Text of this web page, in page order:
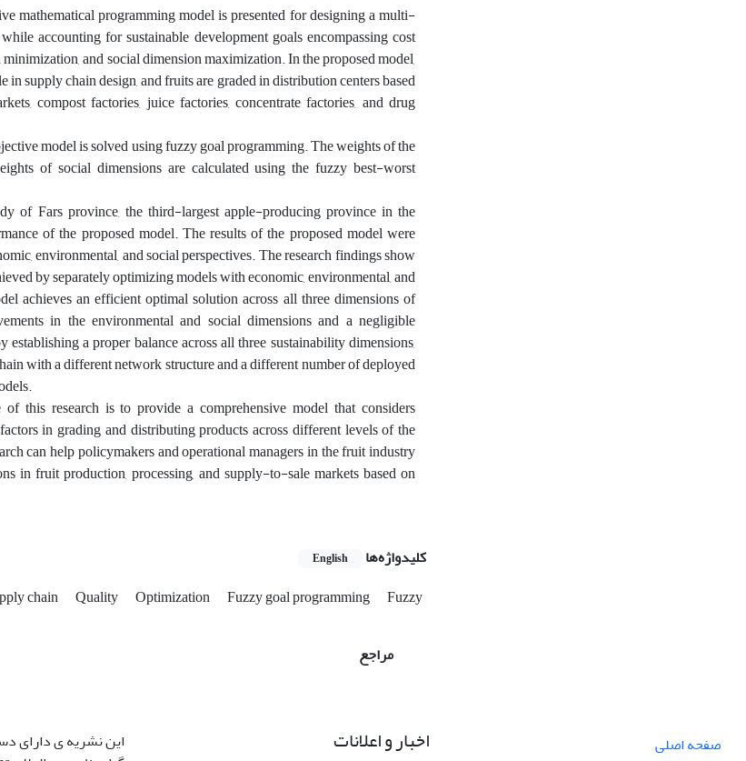
mathematical programming model is presented for designing a multi-
accounting for sustainable development goals encompassing cost
and social dimension maximization. In the proposed model,
supply chain design, and fruits are graded in distribution centers based
compost factories, juice factories, concentrate factories, and drug
model is solved using fuzzy goal programming. The weights of the
of social dimensions are calculated using the fuzzy best-worst
of Fars province, the third-largest apple-producing province in the
of the proposed model. The results of the proposed model were
environmental, and social perspectives. The research findings show
by separately optimizing models with economic, environmental, and
achieves an efficient optimal solution across all three dimensions of
in the environmental and social dimensions and a negligible
establishing a proper balance across all three sustainability dimensions,
with a different network structure and a different number of deployed
this research is to provide a comprehensive model that considers
in grading and distributing products across different levels of the
can help policymakers and operational managers in the fruit industry
in fruit production, processing, and supply-to-sale markets based on
کلیدواژه‌ها English
chain Quality Optimization Fuzzy goal programming
Fuzzy
مراجع
صفحه اصلی
اخبار و اعلانات
این نشریه ی دارای